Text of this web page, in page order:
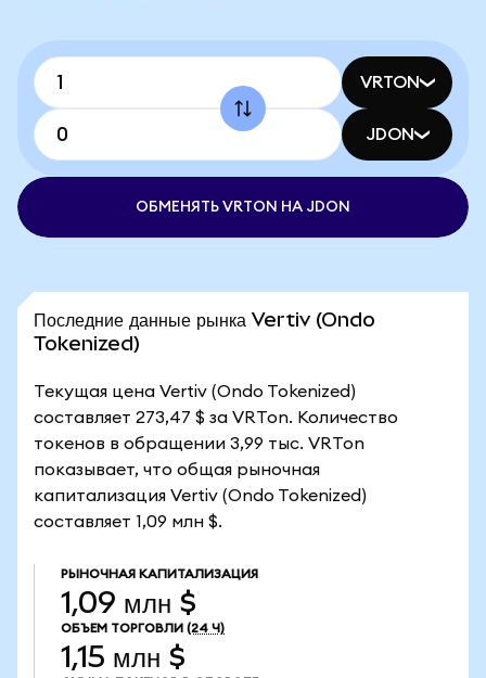
VRTON
JDON
ОБМЕНЯТЬ VRTON НА JDON
Последние данные рынка Vertiv (Ondo
Tokenized)
Текущая цена Vertiv (Ondo Tokenized)
составляет 273,47 $ за VRTon. Количество
токенов в обращении 3,99 тыс. VRTon
показывает, что общая рыночная
капитализация Vertiv (Ondo Tokenized)
составляет 1,09 млн $.
РЫНОЧНАЯ КАПИТАЛИЗАЦИЯ
1,09 млн $
ОБЪЕМ ТОРГОВЛИ (24 Ч)
1,15 млн $